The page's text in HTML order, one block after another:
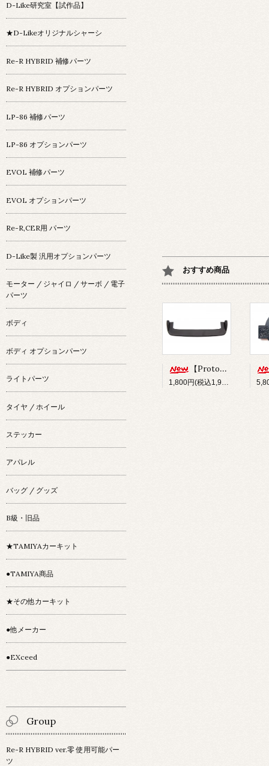
おすすめ商品
【Prototype34】フロントディフューザー
1,800円(税込1,980円)
D-Like研究室【試作品】
★D-Likeオリジナルシャーシ
Re-R HYBRID 補修パーツ
Re-R HYBRID オプションパーツ
LP-86 補修パーツ
LP-86 オプションパーツ
EVOL 補修パーツ
EVOL オプションパーツ
Re-R,CER用 パーツ
D-Like製 汎用オプションパーツ
モーター / ジャイロ / サーボ / 電子
パーツ
ボディ
ボディ オプションパーツ
ライトパーツ
タイヤ / ホイール
ステッカー
アパレル
バッグ / グッズ
B級・旧品
★TAMIYAカーキット
●TAMIYA商品
★その他カーキット
●他メーカー
●EXceed
Group
Re-R HYBRID ver.零 使用可能パー
ツ